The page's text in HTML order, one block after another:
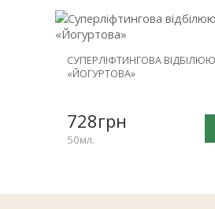
СУПЕРЛІФТИНГОВА
«ЙОГУРТОВА»
728грн
50мл.